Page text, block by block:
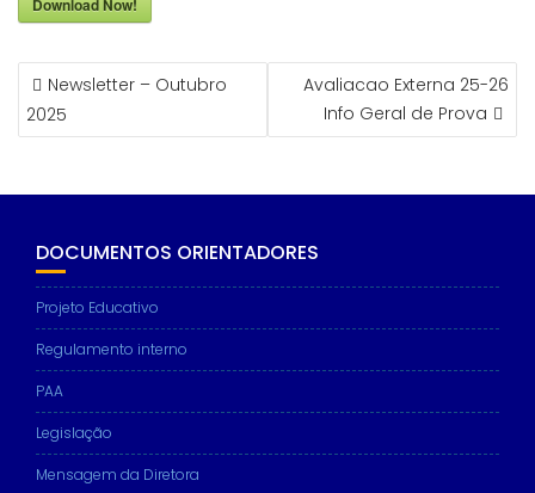
Download Now!
NAVEGAÇÃO
DE
ARTIGOS
Newsletter – Outubro
2025
Avaliacao Externa 25-26
Info Geral de Prova
DOCUMENTOS ORIENTADORES
Projeto Educativo
Regulamento interno
PAA
Legislação
Mensagem da Diretora